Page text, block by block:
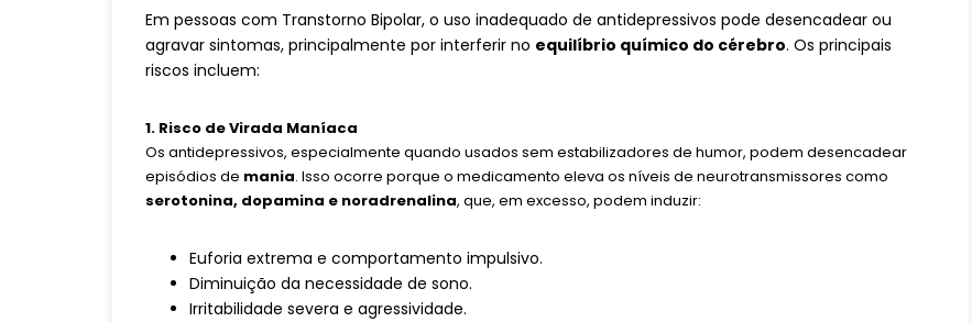
Em pessoas com Transtorno Bipolar, o uso inadequado de antidepressivos pode desencadear ou
agravar sintomas, principalmente por interferir no equilíbrio químico do cérebro. Os principais
riscos incluem:
1. Risco de Virada Maníaca
Os antidepressivos, especialmente quando usados sem estabilizadores de humor, podem desencadear
episódios de mania. Isso ocorre porque o medicamento eleva os níveis de neurotransmissores como
serotonina, dopamina e noradrenalina, que, em excesso, podem induzir:
Euforia extrema e comportamento impulsivo.
Diminuição da necessidade de sono.
Irritabilidade severa e agressividade.